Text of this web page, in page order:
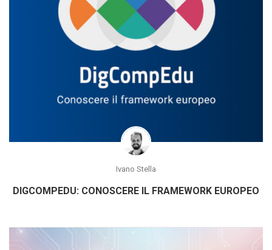
Ivano Stella
DIGCOMPEDU: CONOSCERE IL FRAMEWORK EUROPEO